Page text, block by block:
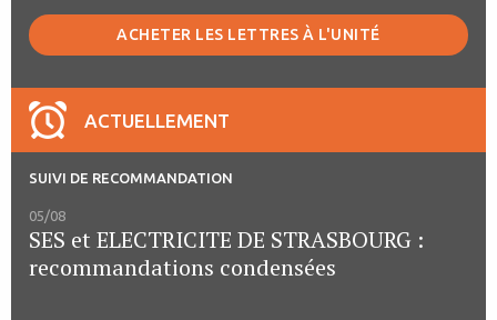
ACHETER LES LETTRES À L'UNITÉ
ACTUELLEMENT
SUIVI DE RECOMMANDATION
05/08
SES et ELECTRICITE DE STRASBOURG :
recommandations condensées